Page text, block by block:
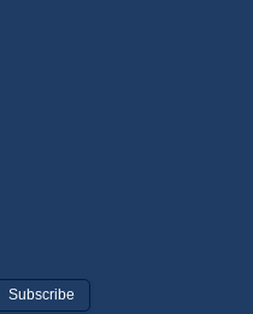
Subscribe